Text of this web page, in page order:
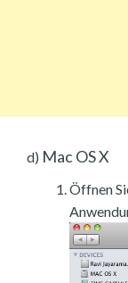
d) Mac OS X
Öffnen